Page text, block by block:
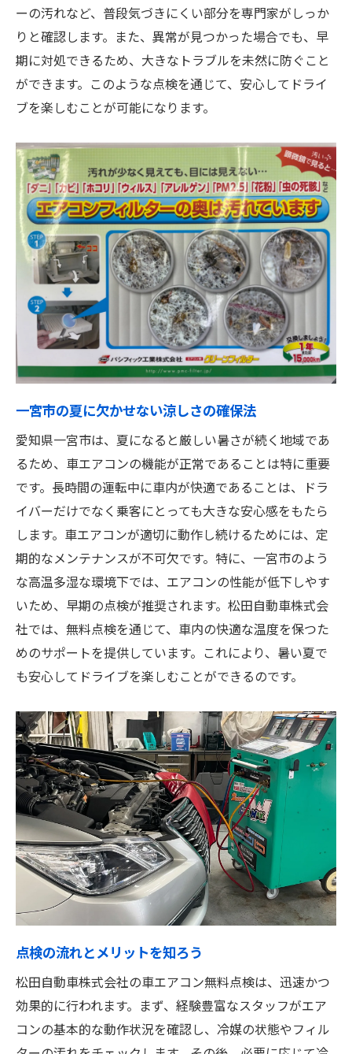
イブの秘訣
エアコンの状態確認で安心ドライブ
無料点検で発見できる改善ポイント
エアコン効率を高めるための方法
一宮市での無料点検の強みとは
点検結果を活かしたドライブの改善
快適な車内環境を保つためのヒント
車エアコン無料点検で夏を乗り切るための一宮
市のお得な情報
お得な点検キャンペーン情報
無料点検の活用で得られるメリット
夏を快適に過ごすためのエアコン管理
一宮市の車オーナーに知ってほしい情報
無料点検の利点を最大限に活用する方法
松田自動車の特典を活用したドライブの充
実
安心の車エアコン無料点検松田自動車のプロフ
ェッショナルなサービス
プロの目で見るエアコン点検の重要性
一宮市で信頼される点検サービスの特徴
車エアコンの問題を未然に防ぐ方法
松田自動車のサービスが選ばれる理由
プロフェッショナルな点検で得られる安心
感
一宮市での安心・快適なドライブの実現
ーの汚れなど、普段気づきにくい部分を専門家がしっか
りと確認します。また、異常が見つかった場合でも、早
期に対処できるため、大きなトラブルを未然に防ぐこと
ができます。このような点検を通じて、安心してドライ
ブを楽しむことが可能になります。
一宮市の夏に欠かせない涼しさの確保法
愛知県一宮市は、夏になると厳しい暑さが続く地域であ
るため、車エアコンの機能が正常であることは特に重要
です。長時間の運転中に車内が快適であることは、ドラ
イバーだけでなく乗客にとっても大きな安心感をもたら
します。車エアコンが適切に動作し続けるためには、定
期的なメンテナンスが不可欠です。特に、一宮市のよう
な高温多湿な環境下では、エアコンの性能が低下しやす
いため、早期の点検が推奨されます。松田自動車株式会
社では、無料点検を通じて、車内の快適な温度を保つた
めのサポートを提供しています。これにより、暑い夏で
も安心してドライブを楽しむことができるのです。
点検の流れとメリットを知ろう
松田自動車株式会社の車エアコン無料点検は、迅速かつ
効果的に行われます。まず、経験豊富なスタッフがエア
コンの基本的な動作状況を確認し、冷媒の状態やフィル